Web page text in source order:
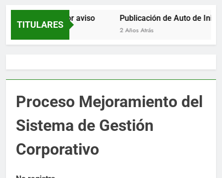
TITULARES
Notificación por aviso
2 Años Atrás
Publicación de Auto de
2 Años Atrás
Proceso Mejoramiento del
Sistema de Gestión
Corporativo